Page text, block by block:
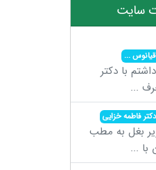
سایت
...
با دکتر
...
فاطمه خزایی
بغل به مطب
با ...